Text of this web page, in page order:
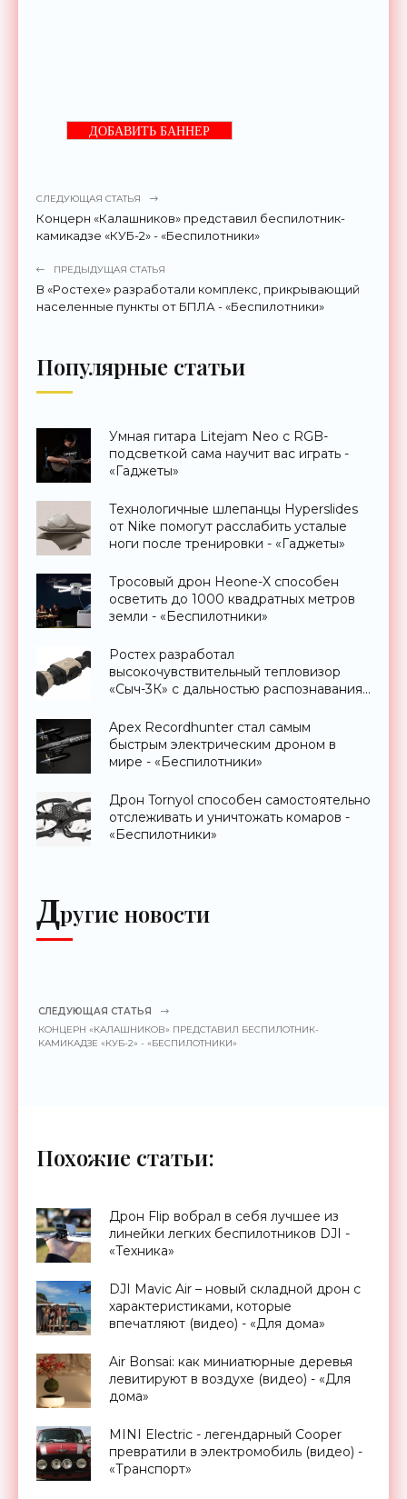
ДОБАВИТЬ БАННЕР
СЛЕДУЮЩАЯ СТАТЬЯ
Концерн «Калашников» представил беспилотник-
камикадзе «КУБ-2» - «Беспилотники»
ПРЕДЫДУЩАЯ СТАТЬЯ
В «Ростехе» разработали комплекс, прикрывающий
населенные пункты от БПЛА - «Беспилотники»
Популярные статьи
Умная гитара Litejam Neo с RGB-
подсветкой сама научит вас играть -
«Гаджеты»
Технологичные шлепанцы Hyperslides
от Nike помогут расслабить усталые
ноги после тренировки - «Гаджеты»
Тросовый дрон Heone-X способен
осветить до 1000 квадратных метров
земли - «Беспилотники»
Ростех разработал
высокочувствительный тепловизор
«Сыч-3К» с дальностью распознавания
Apex Recordhunter стал самым
быстрым электрическим дроном в
мире - «Беспилотники»
Дрон Tornyol способен самостоятельно
отслеживать и уничтожать комаров -
«Беспилотники»
Другие новости
СЛЕДУЮЩАЯ СТАТЬЯ
КОНЦЕРН «КАЛАШНИКОВ» ПРЕДСТАВИЛ БЕСПИЛОТНИК-
КАМИКАДЗЕ «КУБ-2» - «БЕСПИЛОТНИКИ»
Похожие статьи:
Дрон Flip вобрал в себя лучшее из
линейки легких беспилотников DJI -
«Техника»
DJI Mavic Air – новый складной дрон с
характеристиками, которые
впечатляют (видео) - «Для дома»
Air Bonsai: как миниатюрные деревья
левитируют в воздухе (видео) - «Для
дома»
MINI Electric - легендарный Cooper
превратили в электромобиль (видео) -
«Транспорт»